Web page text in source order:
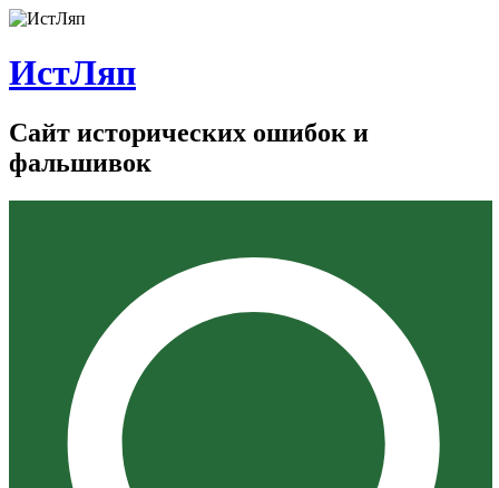
ИстЛяп
Сайт исторических ошибок и
фальшивок